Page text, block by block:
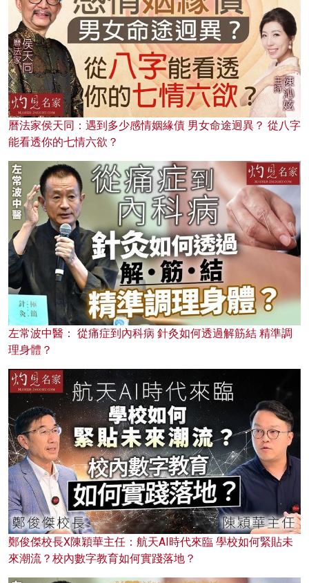
曆法家侯天同：遇到多少感情姻緣債 男女命途迥異？ 從八字
能看透你的七情六欲？
左常波中醫： 從痛症到內科病 針灸如何透過解筋結 精準調
理身體？
鄭俊傑校長X陳穎華主任：航天AI時代來臨 學校如何緊貼未
來潮流？校內數字教育如何實踐落地？